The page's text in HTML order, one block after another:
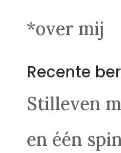
*over mij
Recente
Stilleven
en één